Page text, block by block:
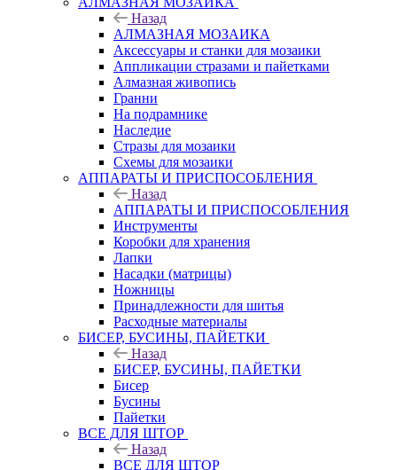
Назад
АЛМАЗНАЯ МОЗАИКА
Аксессуары и станки для мозаики
Аппликации стразами и пайетками
Алмазная живопись
Гранни
На подрамнике
Наследие
Стразы для мозаики
Схемы для мозаики
АППАРАТЫ И ПРИСПОСОБЛЕНИЯ
Назад
АППАРАТЫ И ПРИСПОСОБЛЕНИЯ
Инструменты
Коробки для хранения
Лапки
Насадки (матрицы)
Ножницы
Принадлежности для шитья
Расходные материалы
БИСЕР, БУСИНЫ, ПАЙЕТКИ
Назад
БИСЕР, БУСИНЫ, ПАЙЕТКИ
Бисер
Бусины
Пайетки
ВСЕ ДЛЯ ШТОР
Назад
ВСЕ ДЛЯ ШТОР